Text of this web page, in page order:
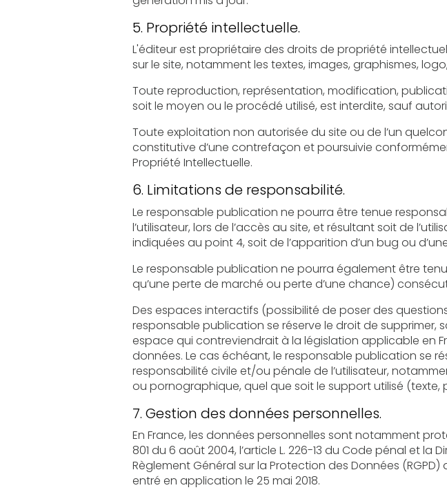
5. Propriété intellectuelle.
L'éditeur est propriétaire des droits de propriété intellectuelle ou détient les droits d’usage sur
Toute reproduction, représentation, modification, publication,
Toute exploitation non autorisée du site ou de l’un quelconque des
constitutive d’une contrefaçon et poursuivie conformément aux
Propriété Intellectuelle.
6. Limitations de responsabilité.
Le responsable publication ne pourra être tenue responsable des
l’utilisateur, lors de l’accès au site, et résultant soit de l’utilisation d’un matériel ne
indiquées au point 4, soit de l’apparition d’un bug ou
Le responsable publication ne pourra également être tenue
qu’une perte de marché ou perte d’une chance)
Des espaces interactifs (possibilité de poser des questions dans l’espace contact)
responsable publication se réserve le droit de supprimer, sans mise en demeure préalable, tout
espace qui contreviendrait à la législation applicable en France, en particulier aux dispositions relatives à
données. Le cas échéant, le responsable publication se réserve également la possibilité de mettre en cause la
responsabilité civile et/ou pénale de l’utilisateur, notamment en cas de message à caractère raciste, injurieux, diffamant,
ou pornographique, quel que
7. Gestion des données personnelles.
En France, les données personnelles sont notamment protégées par la
801 du 6 août 2004, l’article L. 226-13 du Code pénal et la Directive
Règlement Général sur la Protection des Données (RGPD) de l’Union
entré en application le 25 mai 2018.